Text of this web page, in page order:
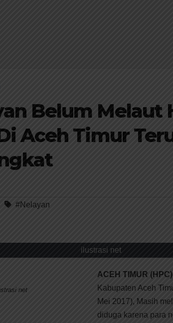
Belum Melaut
Aceh Timur
#Nelayan
ilustrasi net
net
ACEH TIMUR
Kabupaten Aceh
Mei 2017), Masih
diduga karena para